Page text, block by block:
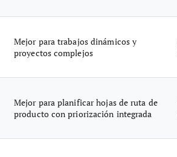
Mejor para trabajos dinámicos y
proyectos complejos
Mejor para planificar hojas de ruta de
producto con priorización integrada